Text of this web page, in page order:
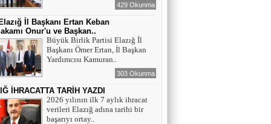
429 Okunma
İl Başkanı Ertan Keban
Onur'u ve Başkan..
Büyük Birlik Partisi Elazığ İl
Başkanı Ömer Ertan, İl Başkan
Yardımcısı Kamuran..
303 Okunma
İHRACATTA TARİH YAZDI
2026 yılının ilk 7 aylık ihracat
verileri Elazığ adına tarihi bir
başarıyı ortay..